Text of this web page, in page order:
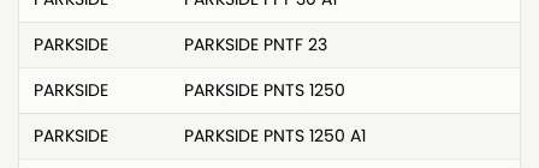
PARKSIDE
PARKSIDE PNTF 23
PARKSIDE
PARKSIDE PNTS 1250
PARKSIDE
PARKSIDE PNTS 1250 A1